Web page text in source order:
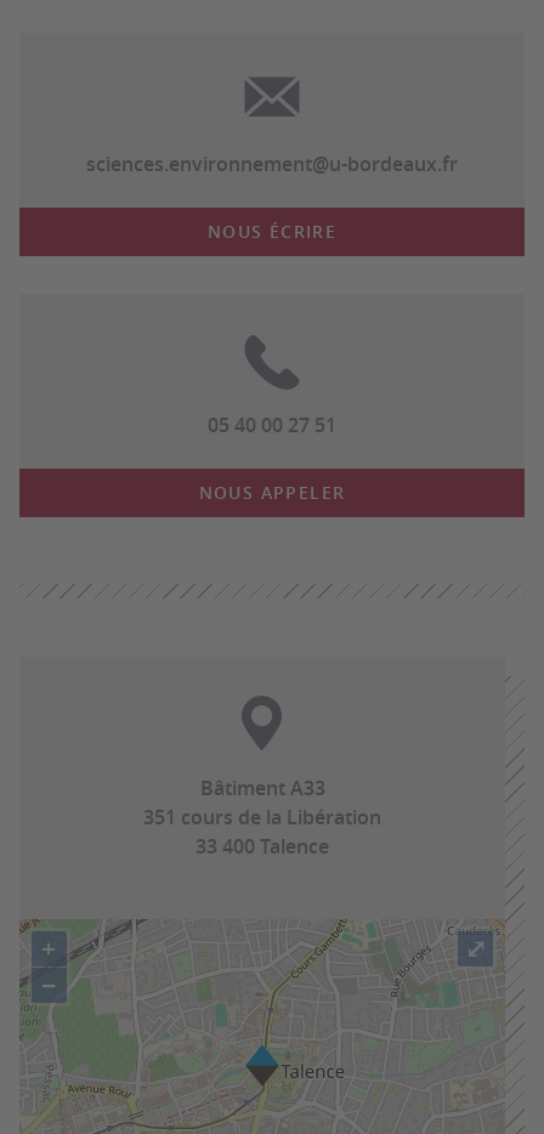
sciences.environnement@u-bordeaux.fr
NOUS ÉCRIRE
05 40 00 27 51
NOUS APPELER
Bâtiment A33
351 cours de la Libération
33 400 Talence
+
−
⤢